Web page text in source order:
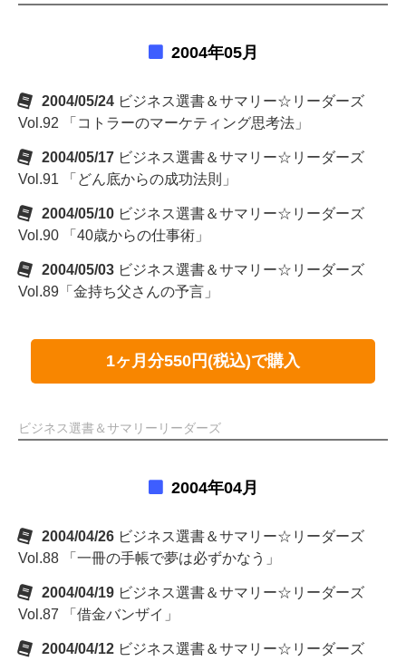
2004年05月
2004/05/24 ビジネス選書＆サマリー☆リーダーズ
Vol.92 「コトラーのマーケティング思考法」
2004/05/17 ビジネス選書＆サマリー☆リーダーズ
Vol.91 「どん底からの成功法則」
2004/05/10 ビジネス選書＆サマリー☆リーダーズ
Vol.90 「40歳からの仕事術」
2004/05/03 ビジネス選書＆サマリー☆リーダーズ
Vol.89「金持ち父さんの予言」
1ヶ月分550円(税込)で購入
ビジネス選書＆サマリーリーダーズ
2004年04月
2004/04/26 ビジネス選書＆サマリー☆リーダーズ
Vol.88 「一冊の手帳で夢は必ずかなう」
2004/04/19 ビジネス選書＆サマリー☆リーダーズ
Vol.87 「借金バンザイ」
2004/04/12 ビジネス選書＆サマリー☆リーダーズ